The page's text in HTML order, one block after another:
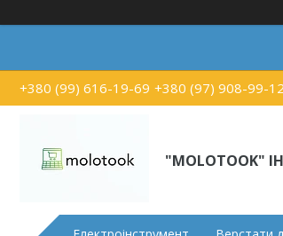
+380 (99) 616-19-69 +380 (97) 908-99-12
"MOLOTOOK"